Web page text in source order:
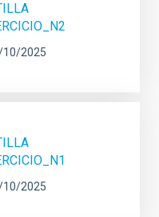
10/2025
10/2025